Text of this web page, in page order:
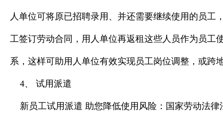
人单位可将原已招聘录用、并还需要继续使用的员
工签订劳动合同，用人单位再返租这些人员作为员工
系，这样可助用人单位有效实现员工岗位调整，或跨
4、 试用派遣
新员工试用派遣 助您降低使用风险：国家劳动法